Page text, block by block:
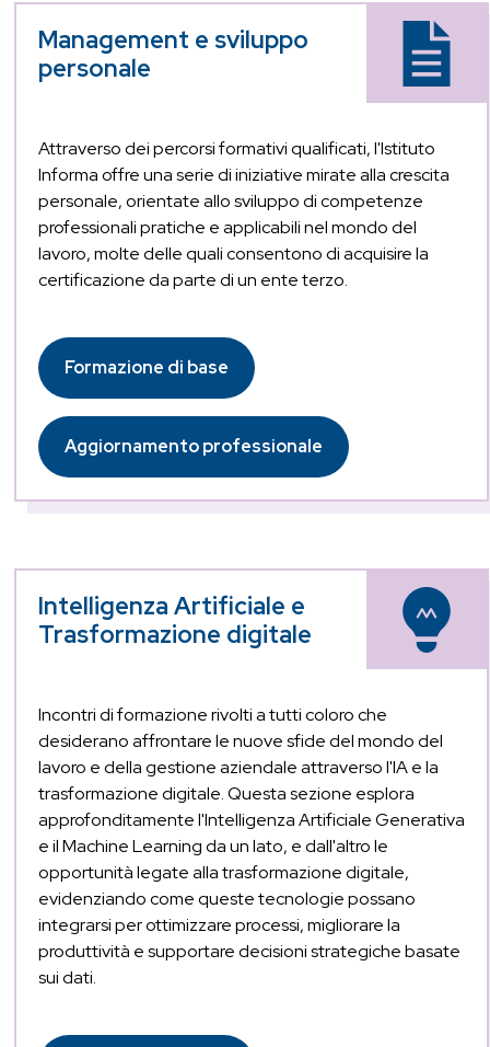
Management e sviluppo
personale
Attraverso dei percorsi formativi qualificati, l'Istituto
Informa offre una serie di iniziative mirate alla crescita
personale, orientate allo sviluppo di competenze
professionali pratiche e applicabili nel mondo del
lavoro, molte delle quali consentono di acquisire la
certificazione da parte di un ente terzo.
Formazione di base
Aggiornamento professionale
Intelligenza Artificiale e
Trasformazione digitale
Incontri di formazione rivolti a tutti coloro che
desiderano affrontare le nuove sfide del mondo del
lavoro e della gestione aziendale attraverso l'IA e la
trasformazione digitale. Questa sezione esplora
approfonditamente l'Intelligenza Artificiale Generativa
e il Machine Learning da un lato, e dall'altro le
opportunità legate alla trasformazione digitale,
evidenziando come queste tecnologie possano
integrarsi per ottimizzare processi, migliorare la
produttività e supportare decisioni strategiche basate
sui dati.